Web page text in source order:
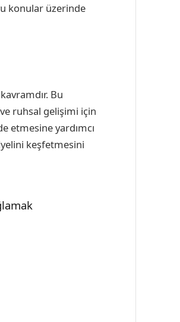
konular üzerinde
Bu
ruhsal gelişimi için
etmesine yardımcı
keşfetmesini